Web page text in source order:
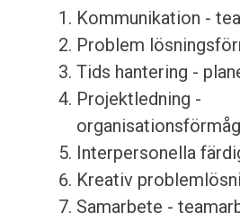
Kommunikation -
Problem
Tids hantering -
Projektledning -
Interpersonella
Kreativ
Samarbete -